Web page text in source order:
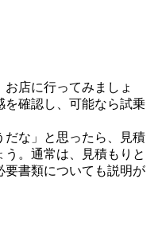
店に行ってみましょ
を確認し、可能なら試乗
だな」と思ったら、見積
う。通常は、見積もりと
要書類についても説明が